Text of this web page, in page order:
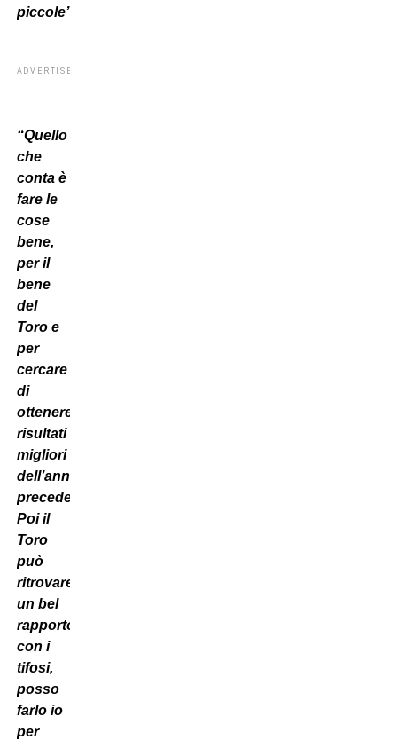
piccole”.
ADVERTISEMENT
“Quello
che
conta è
fare le
cose
bene,
per il
bene
del
Toro e
per
cercare
di
ottenere
risultati
migliori
dell’anno
precedente.
Poi il
Toro
può
ritrovare
un bel
rapporto
con i
tifosi,
posso
farlo io
per